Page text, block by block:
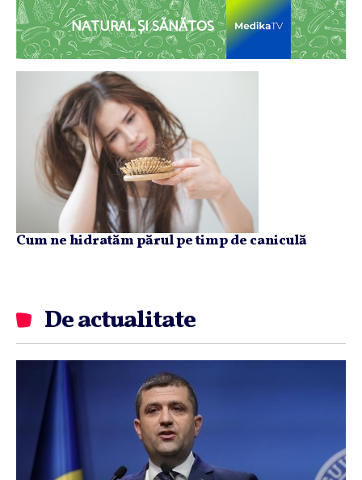
NATURAL ȘI SĂNĂTOS
Cum ne hidratăm părul pe timp de caniculă
De actualitate